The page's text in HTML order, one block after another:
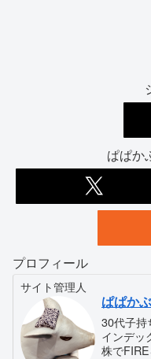
ぱぱか
プロフィール
サイト管理人
ぱぱかぶ
30代子持
インデッ
株でFIRE